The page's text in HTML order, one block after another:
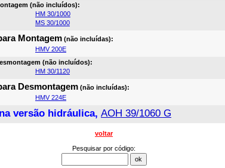
(não incluídos):
HM 30/1000
MS 30/1000
Montagem (não incluídas):
HMV 200E
(não incluídos):
HM 30/1120
Desmontagem (não incluídas):
HMV 224E
versão hidráulica, AOH 39/1060 G
voltar
Pesquisar por código: